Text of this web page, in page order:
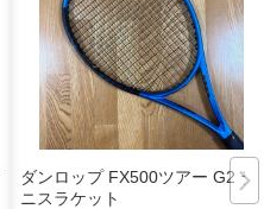
ダンロップ FX500ツアー G2 テ
ニスラケット